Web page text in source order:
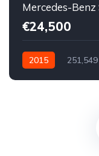
Mercedes-Benz
€24,500
2015